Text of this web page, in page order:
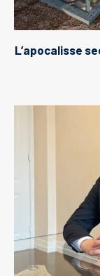
L’apocalisse